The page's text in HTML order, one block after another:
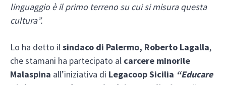
linguaggio è il primo terreno su cui si misura questa
cultura”.
Lo ha detto ilsindaco di Palermo, Roberto Lagalla,
che stamani ha partecipato al carcere minorile
Malaspina all’iniziativa di Legacoop Sicilia “Educare